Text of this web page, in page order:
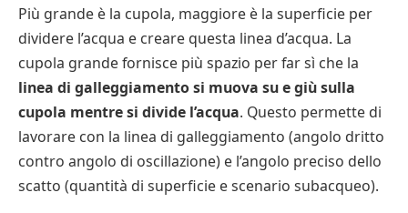
Più grande è la cupola, maggiore è la superficie per
dividere l’acqua e creare questa linea d’acqua. La
cupola grande fornisce più spazio per far sì che la
linea di galleggiamento si muova su e giù sulla
cupola mentre si divide l’acqua. Questo permette di
lavorare con la linea di galleggiamento (angolo dritto
contro angolo di oscillazione) e l’angolo preciso dello
scatto (quantità di superficie e scenario subacqueo).